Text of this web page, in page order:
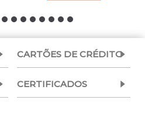
CARTÕES DE CRÉDITO
CERTIFICADOS